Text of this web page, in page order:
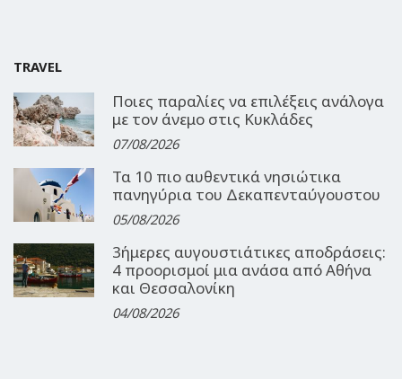
TRAVEL
Ποιες παραλίες να επιλέξεις ανάλογα
με τον άνεμο στις Κυκλάδες
07/08/2026
Τα 10 πιο αυθεντικά νησιώτικα
πανηγύρια του Δεκαπενταύγουστου
05/08/2026
3ήμερες αυγουστιάτικες αποδράσεις:
4 προορισμοί μια ανάσα από Αθήνα
και Θεσσαλονίκη
04/08/2026